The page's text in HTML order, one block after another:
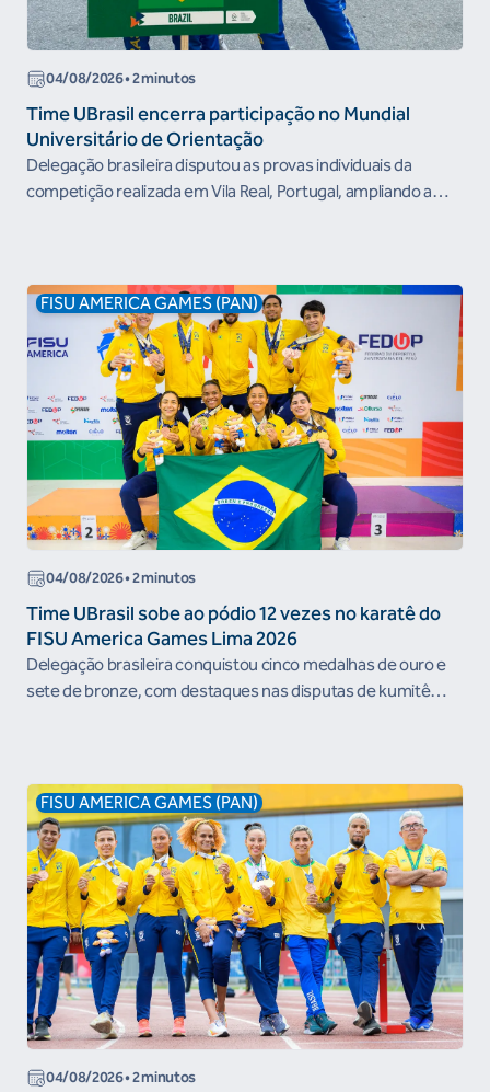
04/08/2026 • 2 minutos
Time UBrasil encerra participação no Mundial
Universitário de Orientação
Delegação brasileira disputou as provas individuais da
competição realizada em Vila Real, Portugal, ampliando a
FISU AMERICA GAMES (PAN)
04/08/2026 • 2 minutos
Time UBrasil sobe ao pódio 12 vezes no karatê do
FISU America Games Lima 2026
Delegação brasileira conquistou cinco medalhas de ouro e
sete de bronze, com destaques nas disputas de kumitê
FISU AMERICA GAMES (PAN)
04/08/2026 • 2 minutos